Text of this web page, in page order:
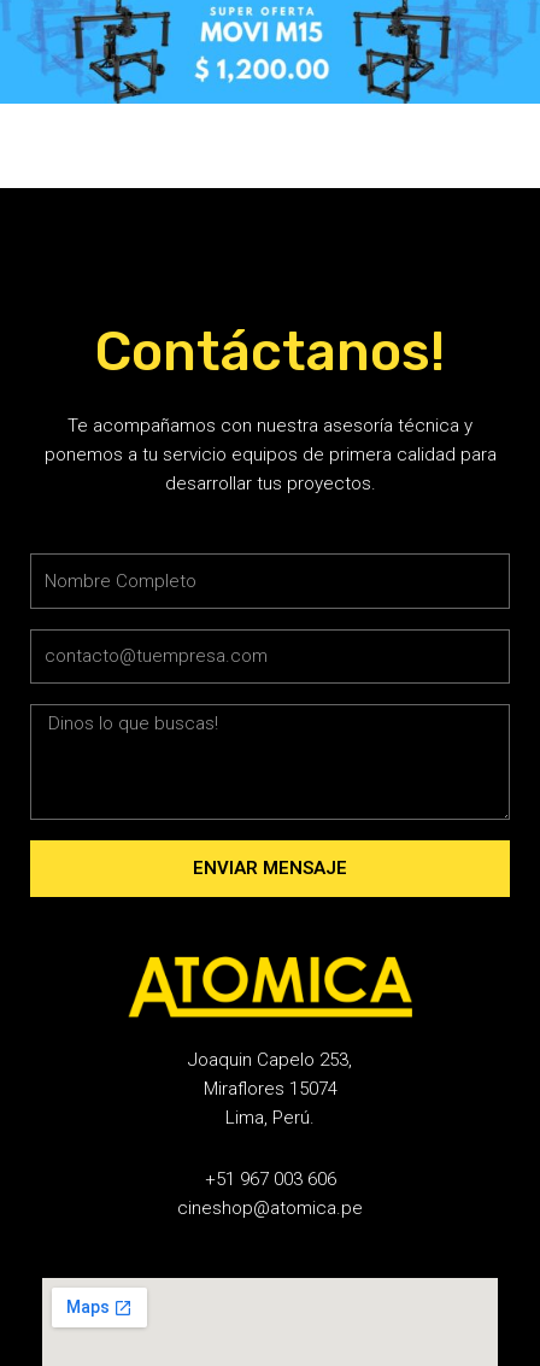
Contáctanos!
Te acompañamos con nuestra asesoría técnica y
ponemos a tu servicio equipos de primera calidad para
desarrollar tus proyectos.
Message
ENVIAR MENSAJE
Joaquin Capelo 253,
Miraflores 15074
Lima, Perú.
+51 967 003 606
cineshop@atomica.pe